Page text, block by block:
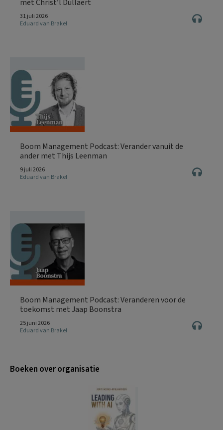
met Christ’l Dullaert
31 juli 2026
Eduard van Brakel
Boom Management Podcast: Verander vanuit de
ander met Thijs Leenman
9 juli 2026
Eduard van Brakel
Boom Management Podcast: Veranderen voor de
toekomst met Jaap Boonstra
25 juni 2026
Eduard van Brakel
Boeken over organisatie